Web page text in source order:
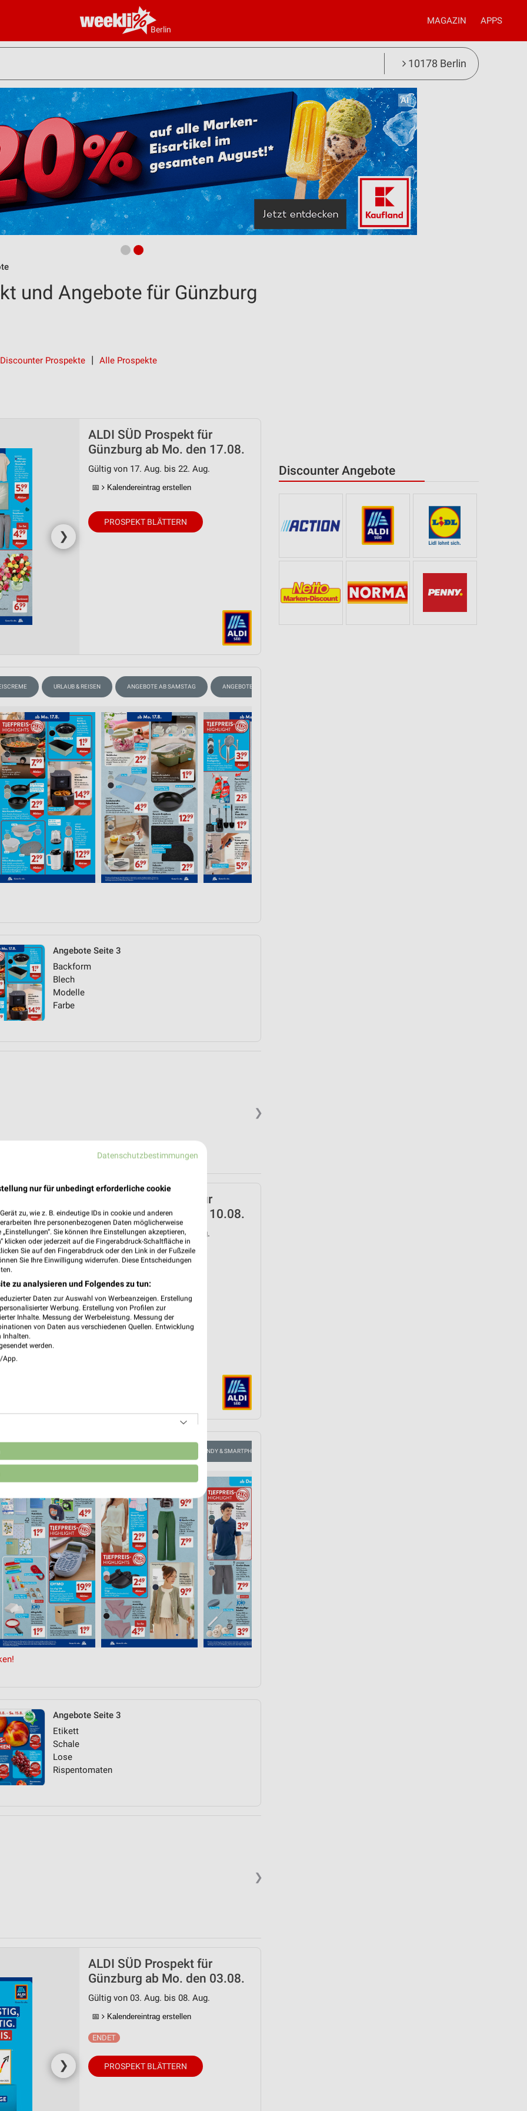
Berlin
MAGAZIN APPS
10178 Berlin
Discounter Angebote
und Angebote für Günzburg
Discounter Prospekte Alle Prospekte
❯
ALDI SÜD Prospekt für
Günzburg ab Mo. den 17.08.
Gültig von 17. Aug. bis 22. Aug.
📅 Kalendereintrag erstellen
PROSPEKT BLÄTTERN
URLAUB & REISEN ANGEBOTE AB SAMSTAG ANGEBOTE AB DIENSTAG
Angebote Seite 3
Backform
Blech
Modelle
Farbe
❯
❯
ALDI SÜD Prospekt für
Günzburg ab Mo. den 10.08.
Gültig von 10. Aug. bis 15. Aug.
📅 Kalendereintrag erstellen
PROSPEKT BLÄTTERN
& WURST HANDY & SMARTPHONE
Angebote Seite 3
Etikett
Schale
Lose
Rispentomaten
❯
❯
ALDI SÜD Prospekt für
Günzburg ab Mo. den 03.08.
Gültig von 03. Aug. bis 08. Aug.
📅 Kalendereintrag erstellen
PROSPEKT BLÄTTERN
Datenschutzbestimmungen
nur für unbedingt erforderliche cookie
zu, wie z. B. eindeutige IDs in cookie und anderen
Ihre personenbezogenen Daten möglicherweise
Sie können Ihre Einstellungen akzeptieren,
klicken oder jederzeit auf die Fingerabdruck-Schaltfläche in
Sie auf den Fingerabdruck oder den Link in der Fußzeile
Sie Ihre Einwilligung widerrufen. Diese Entscheidungen
zu analysieren und Folgendes zu tun:
Daten zur Auswahl von Werbeanzeigen. Erstellung
Werbung. Erstellung von Profilen zur
Inhalte. Messung der Werbeleistung. Messung der
von Daten aus verschiedenen Quellen. Entwicklung
Inhalten.
werden.
App.
Daten aus verschiedenen